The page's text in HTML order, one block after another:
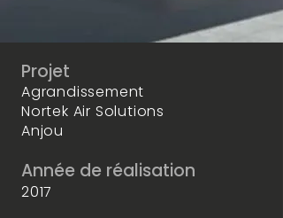
Agrandissement
Nortek Air Solutions
Anjou
Projet
Année de réalisation
2017